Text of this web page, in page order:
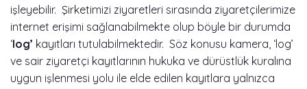
işleyebilir. Şirketimizi ziyaretleri sırasında ziyaretçilerimize
internet erişimi sağlanabilmekte olup böyle bir durumda
‘log’ kayıtları tutulabilmektedir. Söz konusu kamera, ‘log’
ve sair ziyaretçi kayıtlarının hukuka ve dürüstlük kuralına
uygun işlenmesi yolu ile elde edilen kayıtlara yalnızca